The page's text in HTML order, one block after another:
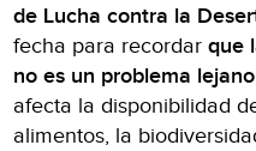
de Lucha contra la
fecha para recordarque
no es un problema lejano
afecta la disponibilidad
alimentos, la